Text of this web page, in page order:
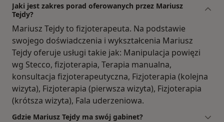
Jaki jest zakres porad oferowanych przez Mariusz
Tejdy?
Mariusz Tejdy to fizjoterapeuta. Na podstawie
swojego doświadczenia i wykształcenia Mariusz
Tejdy oferuje usługi takie jak: Manipulacja powięzi
wg Stecco, fizjoterapia, Terapia manualna,
konsultacja fizjoterapeutyczna, Fizjoterapia (kolejna
wizyta), Fizjoterapia (pierwsza wizyta), Fizjoterapia
(krótsza wizyta), Fala uderzeniowa.
Gdzie Mariusz Tejdy ma swój gabinet?